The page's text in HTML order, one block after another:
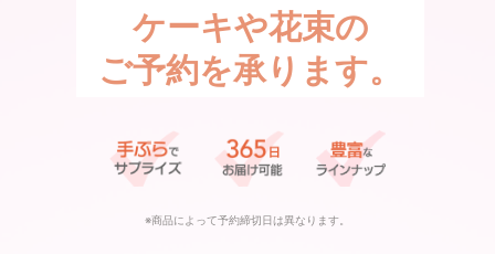
ケーキや花束の
ご予約を承ります。
※商品によって予約締切日は異なります。